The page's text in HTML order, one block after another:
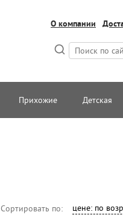
О компании
Прихожие Детская
Сортировать по: цене: по